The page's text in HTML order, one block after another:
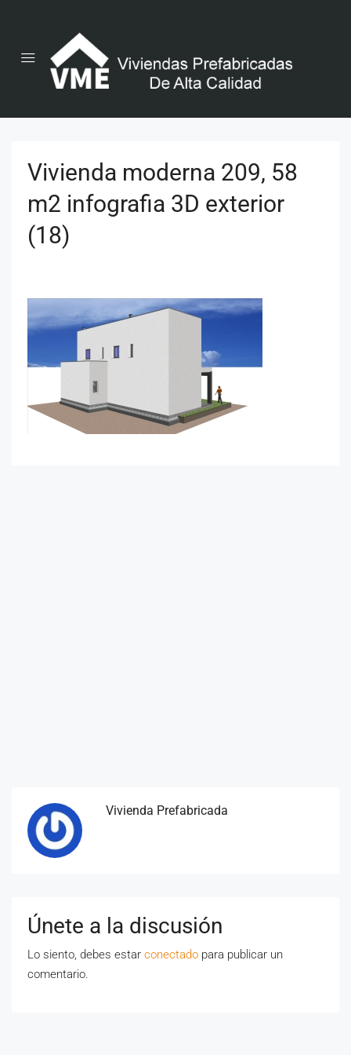
Vivienda moderna 209, 58
m2 infografia 3D exterior
(18)
Vivienda Prefabricada
Únete a la discusión
Lo siento, debes estar conectado para publicar un
comentario.